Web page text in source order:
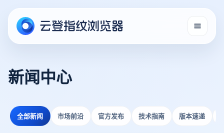
新闻中心
全部新闻 市场前沿 官方发布 技术指南 版本速递